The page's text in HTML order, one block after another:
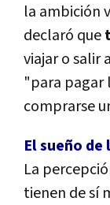
la ambición
declaró que
viajar o salir
"para pagar
comprarse
El sueño
La
tienen de sí­